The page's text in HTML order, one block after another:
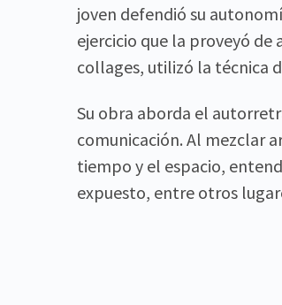
joven defendió su
ejercicio que la proveyó
collages, utilizó la técnica
Su obra aborda el
comunicación. Al mezclar
tiempo y el espacio,
expuesto, entre otros